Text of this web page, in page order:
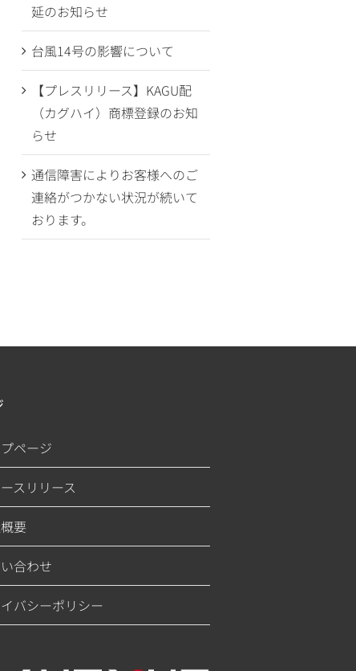
延のお知らせ
台風14号の影響について
【プレスリリース】KAGU配
（カグハイ）商標登録のお知
らせ
通信障害によりお客様へのご
連絡がつかない状況が続いて
おります。
ページ
スリリース
要
合わせ
バシーポリシー